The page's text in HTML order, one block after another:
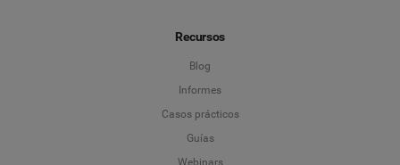
Recursos
Blog
Informes
Casos prácticos
Guías
Webinars